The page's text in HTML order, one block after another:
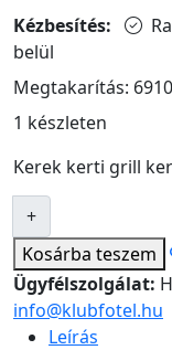
Kézbesítés:
belül
Megtakarítás:
1 készleten
Kerek kerti grill
Kosárba teszem
Ügyfélszolgálat:
info@klubfotel.hu
Leírás